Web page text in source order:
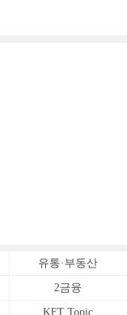
유통·부동산
2금융
KFT Topic